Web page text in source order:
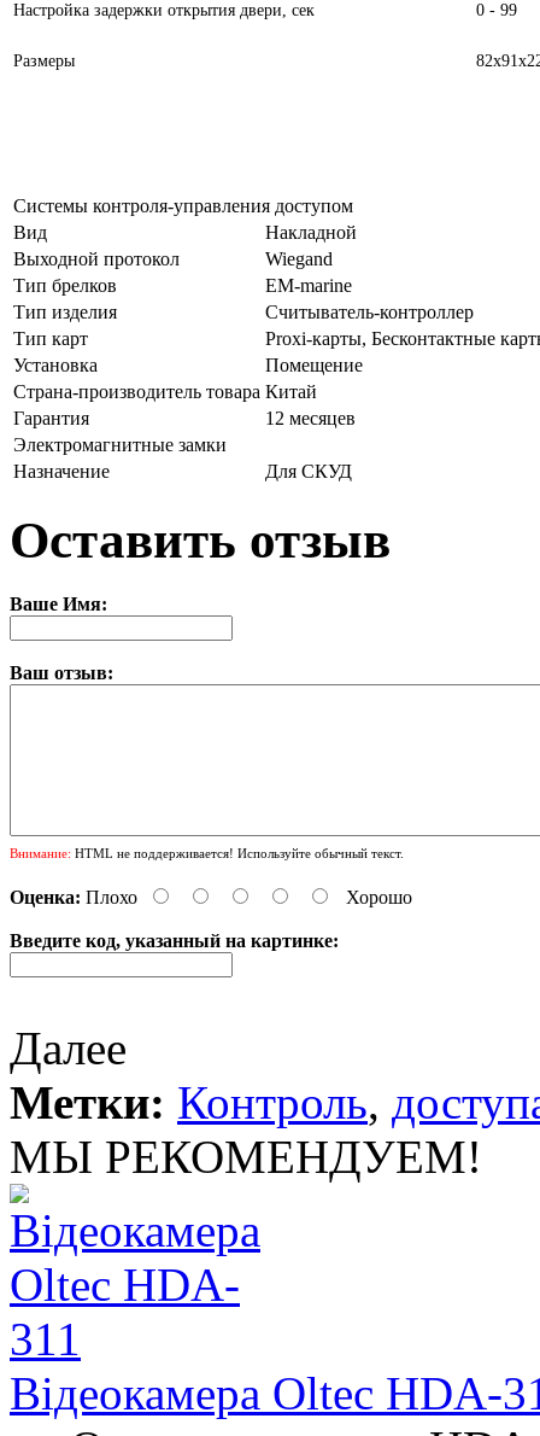
Настройка задержки открытия двери, сек 0 - 99
Размеры
Системы контроля-управления доступом
Вид
Накладной
Выходной протокол
Wiegand
Тип брелков
EM-marine
Тип изделия
Считыватель-контроллер
Тип карт
Proxi-карты, Бесконтактные
Установка
Помещение
Страна-производитель товара Китай
Гарантия
12 месяцев
Электромагнитные замки
Назначение
Для СКУД
Оставить отзыв
Ваше Имя:
Ваш отзыв:
Внимание: HTML не поддерживается! Используйте обычный текст.
Оценка: Плохо Хорошо
Введите код, указанный на картинке:
Далее
Метки: Контроль,
МЫ РЕКОМЕНДУЕМ!
Відеокамера Oltec HDA-